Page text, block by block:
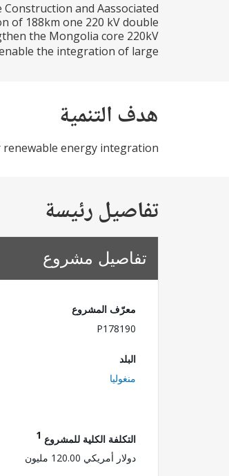
and Aassociated
of 188km one 220 kV double
the Mongolia core 220kV
the integration of large...
هدف التنمية
energy integration.
تفاصيل رئيسة
تفاصيل مشروع
معرّف المشروع
P178190
البلد
منغوليا
التكلفة الكلية للمشروع 1
دولار أمريكي 120.00 مليون